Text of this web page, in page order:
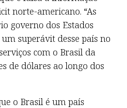
norte-americano. “As
governo dos Estados
superávit desse país no
com o Brasil da
de dólares ao longo dos
o Brasil é um país